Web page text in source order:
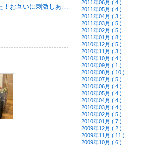
2011年06月 ( 4 )
2011年05月 ( 4 )
2011年04月 ( 3 )
2011年03月 ( 5 )
2011年02月 ( 5 )
2011年01月 ( 8 )
2010年12月 ( 5 )
2010年11月 ( 3 )
2010年10月 ( 4 )
2010年09月 ( 1 )
2010年08月 ( 10 )
2010年07月 ( 5 )
2010年06月 ( 4 )
2010年05月 ( 4 )
2010年04月 ( 4 )
2010年03月 ( 4 )
2010年02月 ( 5 )
2010年01月 ( 7 )
2009年12月 ( 2 )
2009年11月 ( 11 )
2009年10月 ( 6 )